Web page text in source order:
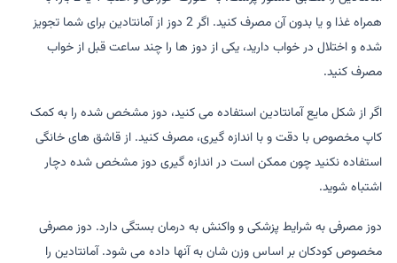
همراه غذا و یا بدون آن مصرف کنید. اگر 2 دوز از آمانتادین برای شما تجویز
شده و اختلال در خواب دارید، یکی از دوز ها را چند ساعت قبل از خواب
مصرف کنید.
اگر از شکل مایع آمانتادین استفاده می کنید، دوز مشخص شده را به کمک
کاپ مخصوص با دقت و با اندازه گیری، مصرف کنید. از قاشق های خانگی
استفاده نکنید چون ممکن است در اندازه گیری دوز مشخص شده دچار
اشتباه شوید.
دوز مصرفی به شرایط پزشکی و واکنش به درمان بستگی دارد. دوز مصرفی
مخصوص کودکان بر اساس وزن شان به آنها داده می شود. آمانتادین را